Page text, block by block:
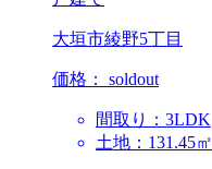
大垣市綾野5丁目
価格： soldout
間取り：3LDK
土地：131.45㎡